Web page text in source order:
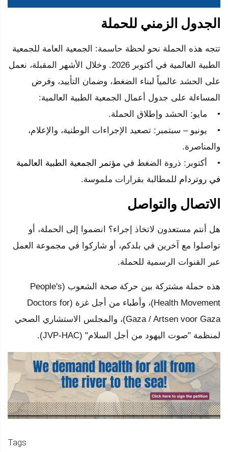
الجدول الزمني للحملة
تتجه هذه الحملة نحو لحظة حاسمة: الجمعية العامة للجمعية
الطبية العالمية في أكتوبر 2026. وخلال الأشهر المقبلة، نعمل
على الحشد عالمياً لبناء الضغط، وضمان التأييد، وفرض
المساءلة على جدول أعمال الجمعية الطبية العالمية:
• مايو: الحشد وإطلاق الحملة.
• يونيو – سبتمبر: تصعيد الإجراءات الوطنية، والإعلام،
والمناصرة.
• أكتوبر: ذروة الضغط في مؤتمر الجمعية الطبية العالمية
في روتردام للمطالبة بقرارات ملموسة.
الاتصال والتواصل
هل أنتم مستعدون لاتخاذ إجراء؟ انضموا إلى الحملة، أو
تواصلوا مع آخرين في بلدكم، أو شاركوا في مجموعة العمل
عبر القنوات الرسمية للحملة.
هذه حملة مشتركة بين حركة صحة الشعوب (People's
Health Movement)، وأطباء من أجل غزة (Doctors for
Gaza / Artsen voor Gaza)، والمجلس الاستشاري الصحي
لمنظمة "صوت اليهود من أجل السلام" (JVP-HAC).
Tags